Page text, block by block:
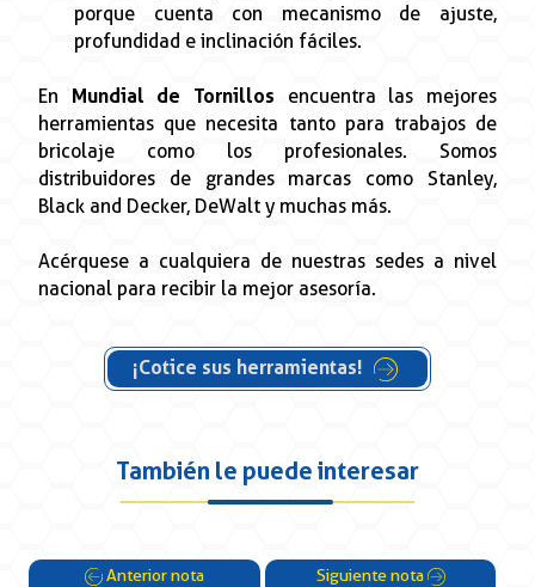
porque cuenta con mecanismo de ajuste,
profundidad e inclinación fáciles.
En Mundial de Tornillos encuentra las mejores
herramientas que necesita tanto para trabajos de
bricolaje como los profesionales. Somos
distribuidores de grandes marcas como Stanley,
Black and Decker, DeWalt y muchas más.
Acérquese a cualquiera de nuestras sedes a nivel
nacional para recibir la mejor asesoría.
¡Cotice sus herramientas!
También le puede interesar
Anterior nota Siguiente nota